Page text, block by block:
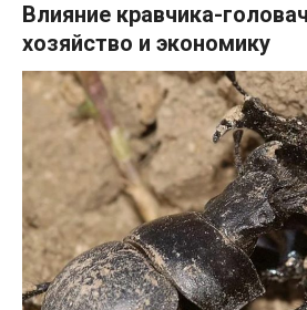
Влияние кравчика-
хозяйство и экономику